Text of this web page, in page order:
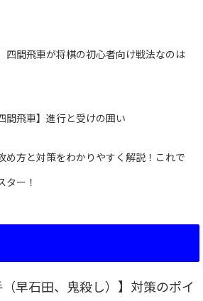
四間飛車が将棋の初心者向け戦法なのは
間飛車】進行と受けの囲い
め方と対策をわかりやすく解説！これで
ター！
（早石田、鬼殺し）】対策のポイ